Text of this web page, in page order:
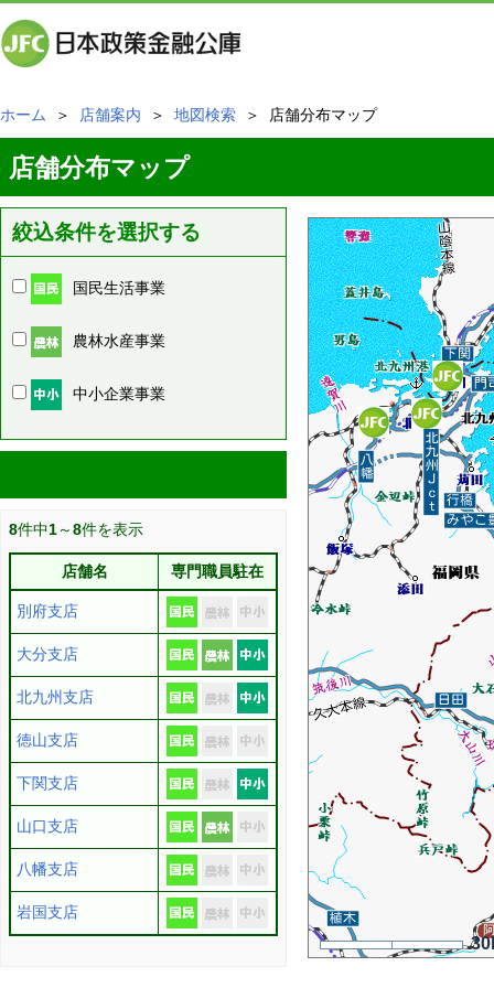
ホーム ＞ 店舗案内 ＞ 地図検索 ＞ 店舗分布マップ
店舗分布マップ
絞込条件を選択する
国民生活事業
農林水産事業
中小企業事業
8件中1～8件を表示
店舗名 専門職員駐在
別府支店
大分支店
北九州支店
徳山支店
下関支店
山口支店
八幡支店
岩国支店